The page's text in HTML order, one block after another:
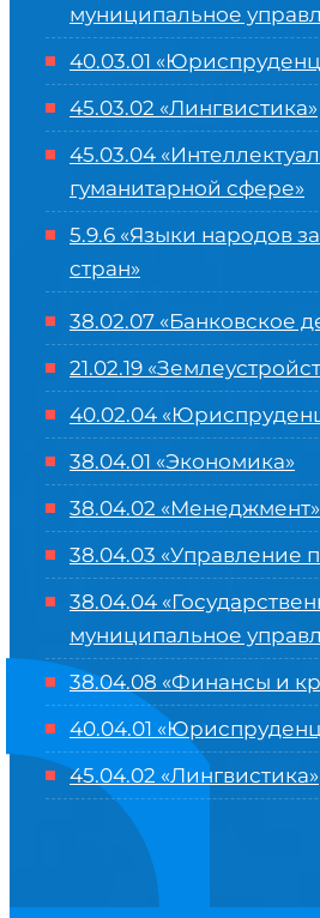
муниципальное
40.03.01
45.03.02 «Лингвистика»
45.03.04 «
гуманитарной сфере»
5.9.6 «Языки народов
стран»
38.02.07 «Банковское
21.02.19
40.02.04
38.04.01 «Экономика»
38.04.02 «Менеджмент»
38.04.03 «Управление
38.04.04
муниципальное
38.04.08 «Финансы и
40.04.01
45.04.02 «Лингвистика»